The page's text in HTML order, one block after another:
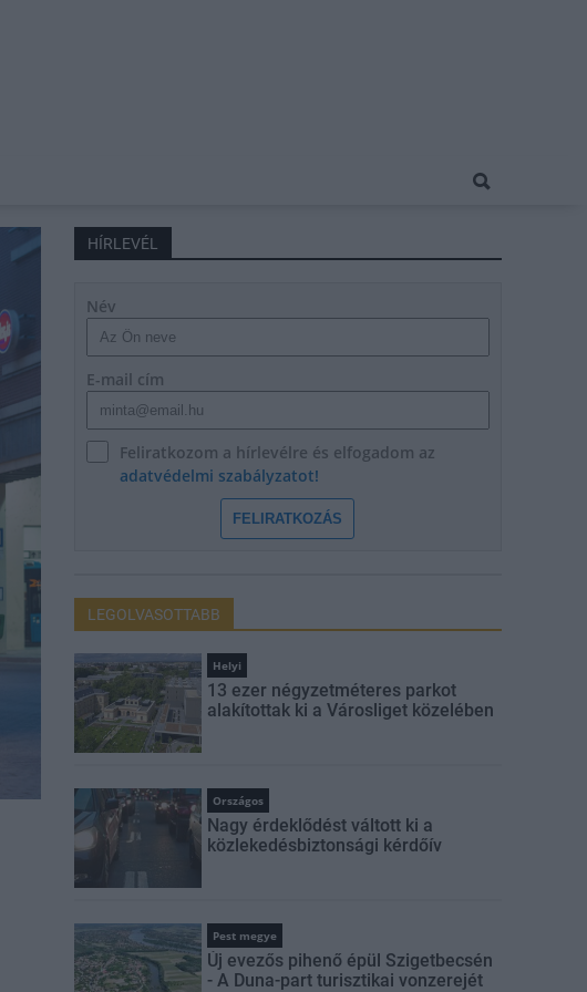
HÍRLEVÉL
Név
E-mail cím
Feliratkozom a hírlevélre és elfogadom az
adatvédelmi szabályzatot!
FELIRATKOZÁS
LEGOLVASOTTABB
Helyi
13 ezer négyzetméteres parkot
alakítottak ki a Városliget közelében
Országos
Nagy érdeklődést váltott ki a
közlekedésbiztonsági kérdőív
Pest megye
Új evezős pihenő épül Szigetbecsén
- A Duna-part turisztikai vonzerejét